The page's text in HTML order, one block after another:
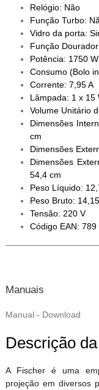
Relógio: Não
Função Turbo:
Vidro da porta:
Função
Potência: 1750 W
Consumo (Bolo
Corrente: 7,95 A
Lâmpada: 1 x 15
Volume Unitário
Dimensões
cm
Dimensões
Dimensões
54,4 cm
Peso Líquido:
Peso Bruto:
Tensão: 220 V
Código EAN:
Manuais
Manual - Download
Descrição
A Fischer é uma
projeção em diversos